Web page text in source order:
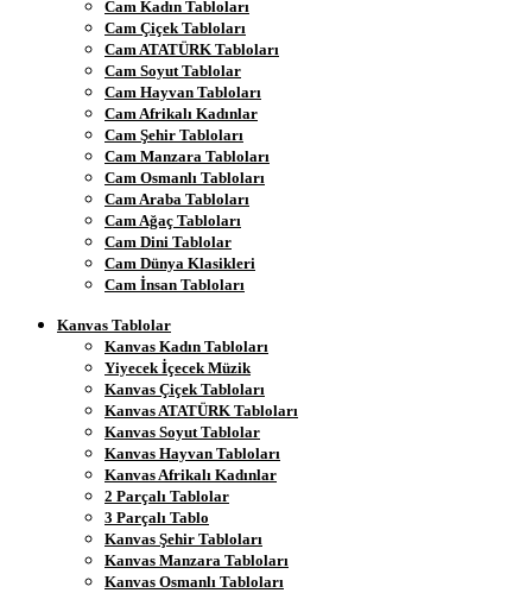
Cam Kadın Tabloları
Cam Çiçek Tabloları
Cam ATATÜRK Tabloları
Cam Soyut Tablolar
Cam Hayvan Tabloları
Cam Afrikalı Kadınlar
Cam Şehir Tabloları
Cam Manzara Tabloları
Cam Osmanlı Tabloları
Cam Araba Tabloları
Cam Ağaç Tabloları
Cam Dini Tablolar
Cam Dünya Klasikleri
Cam İnsan Tabloları
Kanvas Tablolar
Kanvas Kadın Tabloları
Yiyecek İçecek Müzik
Kanvas Çiçek Tabloları
Kanvas ATATÜRK Tabloları
Kanvas Soyut Tablolar
Kanvas Hayvan Tabloları
Kanvas Afrikalı Kadınlar
2 Parçalı Tablolar
3 Parçalı Tablo
Kanvas Şehir Tabloları
Kanvas Manzara Tabloları
Kanvas Osmanlı Tabloları